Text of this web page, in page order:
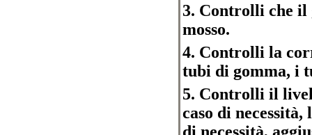
3. Controlli che il
mosso.
4. Controlli la
tubi di gomma, i
5. Controlli il
caso di